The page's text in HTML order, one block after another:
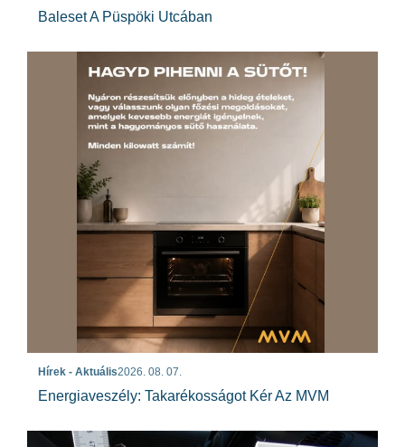
Baleset A Püspöki Utcában
Hírek - Aktuális2026. 08. 07.
Energiaveszély: Takarékosságot Kér Az MVM